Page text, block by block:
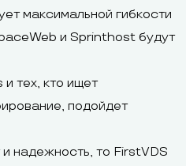
максимальной гибкости
и Sprinthost будут
тех, кто ищет
подойдет
надежность, то FirstVDS